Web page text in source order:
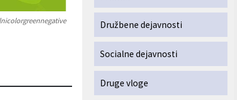
Družbene dejavnosti
Socialne dejavnosti
Druge vloge